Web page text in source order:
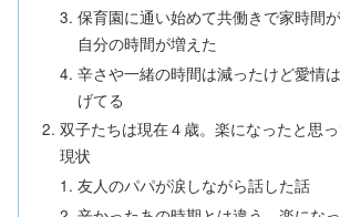
保育園に通い始めて共働きで家時間
自分の時間が増えた
辛さや一緒の時間は減ったけど愛情
げてる
双子たちは現在４歳。楽になったと思
現状
友人のパパが涙しながら話した話